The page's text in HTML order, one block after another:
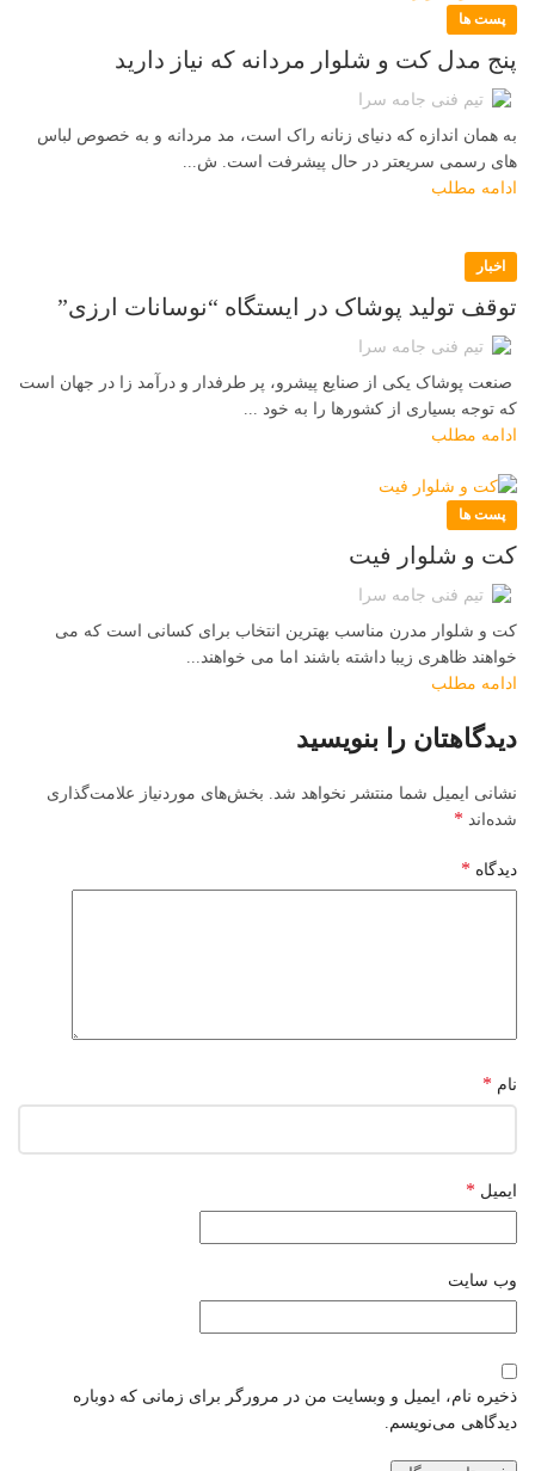
پست ها
پنج مدل کت و شلوار مردانه که نیاز دارید
تیم فنی جامه سرا
به همان اندازه که دنیای زنانه راک است، مد مردانه و به خصوص لباس
های رسمی سریعتر در حال پیشرفت است. ش...
ادامه مطلب
اخبار
توقف تولید پوشاک در ایستگاه “نوسانات ارزی”
تیم فنی جامه سرا
صنعت پوشاک یکی از صنایع پیشرو، پر طرفدار و درآمد زا در جهان است
که توجه بسیاری از کشورها را به خود ...
ادامه مطلب
پست ها
کت و شلوار فیت
تیم فنی جامه سرا
کت و شلوار مدرن مناسب بهترین انتخاب برای کسانی است که می
خواهند ظاهری زیبا داشته باشند اما می خواهند...
ادامه مطلب
دیدگاهتان را بنویسید
نشانی ایمیل شما منتشر نخواهد شد.
بخش‌های موردنیاز علامت‌گذاری
شده‌اند *
دیدگاه *
نام *
ایمیل *
وب‌ سایت
ذخیره نام، ایمیل و وبسایت من در مرورگر برای زمانی که دوباره
دیدگاهی می‌نویسم.